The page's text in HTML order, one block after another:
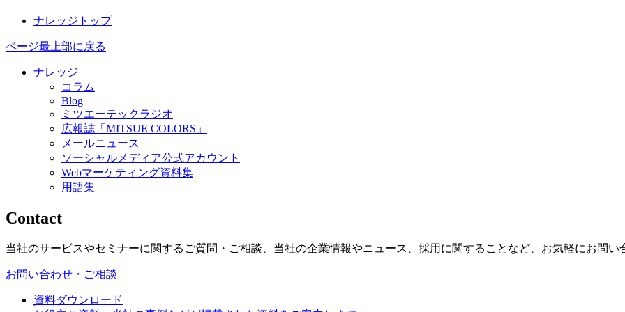
ナレッジトップ
ページ最上部に戻る
ナレッジ
コラム
Blog
ミツエーテックラジオ
広報誌「MITSUE COLORS」
メールニュース
ソーシャルメディア公式アカウント
Webマーケティング資料集
用語集
Contact
当社のサービスやセミナーに関するご質問・ご相談、当社の企業情報やニュース、採用に関することなど、お気軽にお問い
お問い合わせ・ご相談
資料ダウンロード